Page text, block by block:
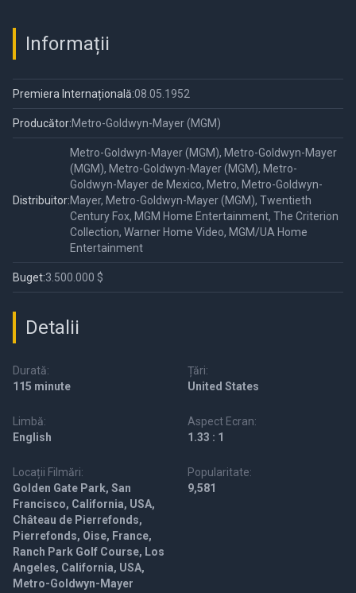
Informații
Premiera Internațională:08.05.1952
Producător:Metro-Goldwyn-Mayer (MGM)
Distribuitor:
Metro-Goldwyn-Mayer (MGM), Metro-Goldwyn-Mayer
(MGM), Metro-Goldwyn-Mayer (MGM), Metro-
Goldwyn-Mayer de Mexico, Metro, Metro-Goldwyn-
Mayer, Metro-Goldwyn-Mayer (MGM), Twentieth
Century Fox, MGM Home Entertainment, The Criterion
Collection, Warner Home Video, MGM/UA Home
Entertainment
Buget:3.500.000 $
Detalii
Durată:
115 minute
Țări:
United States
Limbă:
English
Aspect Ecran:
1.33 : 1
Locații Filmări:
Golden Gate Park, San
Francisco, California, USA,
Château de Pierrefonds,
Pierrefonds, Oise, France,
Ranch Park Golf Course, Los
Angeles, California, USA,
Metro-Goldwyn-Mayer
Popularitate:
9,581